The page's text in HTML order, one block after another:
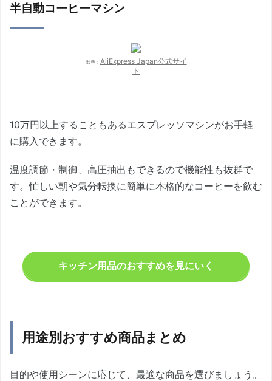
半自動コーヒーマシン
出典： AliExpress Japan公式サイ
ト
10万円以上することもあるエスプレッソマシンがお手軽
に購入できます。
温度調節・制御、高圧抽出もできるので機能性も抜群で
す。忙しい朝や気分転換に簡単に本格的なコーヒーを飲む
ことができます。
キッチン用品のおすすめを見にいく
用途別おすすめ商品まとめ
目的や使用シーンに応じて、最適な商品を選びましょう。